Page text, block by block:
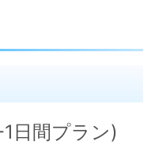
日間プラン)